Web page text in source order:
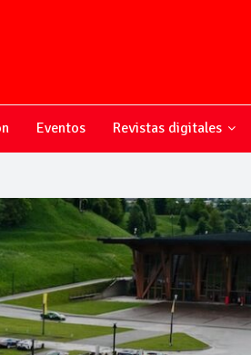
Eventos Revistas digitales